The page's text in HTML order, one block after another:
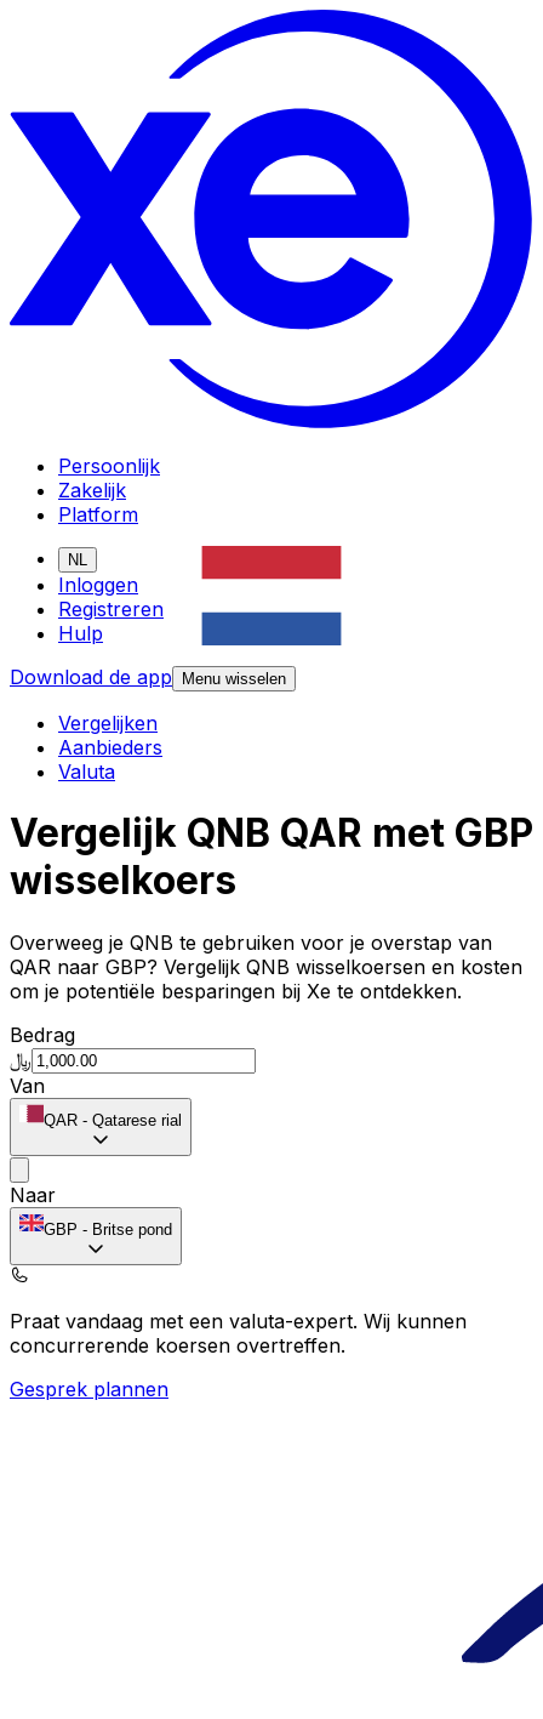
Persoonlijk
Zakelijk
Platform
NL
Inloggen
Registreren
Hulp
Download de app
Menu wisselen
Vergelijken
Aanbieders
Valuta
Vergelijk QNB QAR met GBP
wisselkoers
Overweeg je QNB te gebruiken voor je overstap van
QAR naar GBP? Vergelijk QNB wisselkoersen en kosten
om je potentiële besparingen bij Xe te ontdekken.
Bedrag
﷼
Van
QAR - Qatarese rial
Naar
GBP - Britse pond
Praat vandaag met een valuta-expert. Wij kunnen
concurrerende koersen overtreffen.
Gesprek plannen